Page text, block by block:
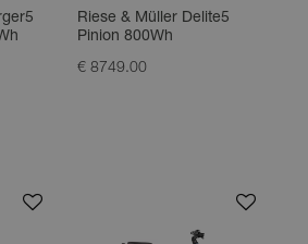
Riese & Müller Delite5
Pinion 800Wh
€ 8749.00